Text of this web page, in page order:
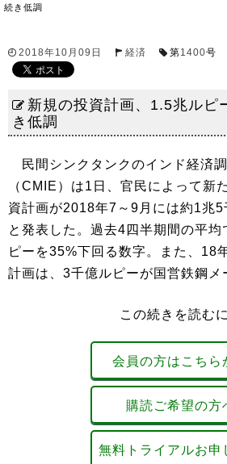
続き低調
2018年10月09日 経済 第1400号
新規の投資計画、1.5兆ルピ
き低調
民間シンクタンクのインド経済
（CMIE）は1日、官民によって新
資計画が2018年7～9月には約1兆5
と発表した。過去4四半期間の平
ピーを35%下回る数字。また、18
計画は、3千億ルピーが国営鉄鋼メ
この続きを読む
会員の方はこちら
購読ご希望の方
無料トライアルお申